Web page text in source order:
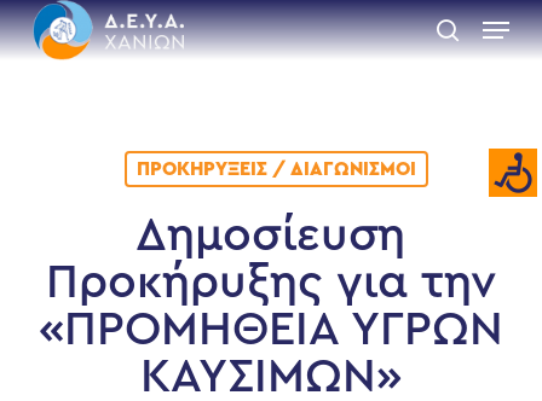
Skip
to
main
search
Menu
ΠΡΟΚΗΡΎΞΕΙΣ / ΔΙΑΓΩΝΙΣΜΟΊ
Δημοσίευση
Προκήρυξης για την
«ΠΡΟΜΗΘΕΙΑ ΥΓΡΩΝ
ΚΑΥΣΙΜΩΝ»